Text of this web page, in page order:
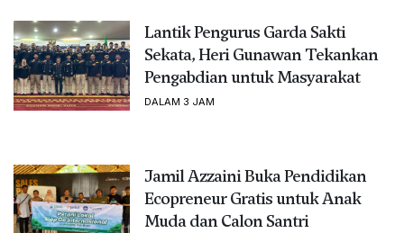
Lantik Pengurus Garda Sakti
Sekata, Heri Gunawan Tekankan
Pengabdian untuk Masyarakat
DALAM 3 JAM
Jamil Azzaini Buka Pendidikan
Ecopreneur Gratis untuk Anak
Muda dan Calon Santri